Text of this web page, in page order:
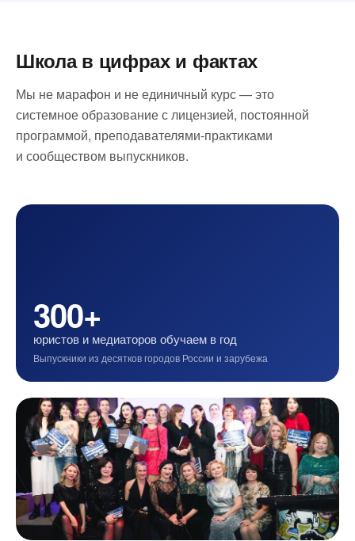
Школа в цифрах и фактах
Мы не марафон и не единичный курс — это
системное образование с лицензией, постоянной
программой, преподавателями-практиками
и сообществом выпускников.
300+
юристов и медиаторов обучаем в год
Выпускники из десятков городов России и зарубежа